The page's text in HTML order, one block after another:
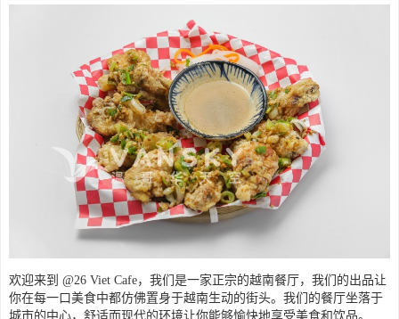
欢迎来到 @26 Viet Cafe，我们是一家正宗的越南餐厅，我们的出品让
你在每一口美食中都仿佛置身于越南生动的街头。我们的餐厅坐落于
城市的中心，舒适而现代的环境让你能够愉快地享受美食和饮品。